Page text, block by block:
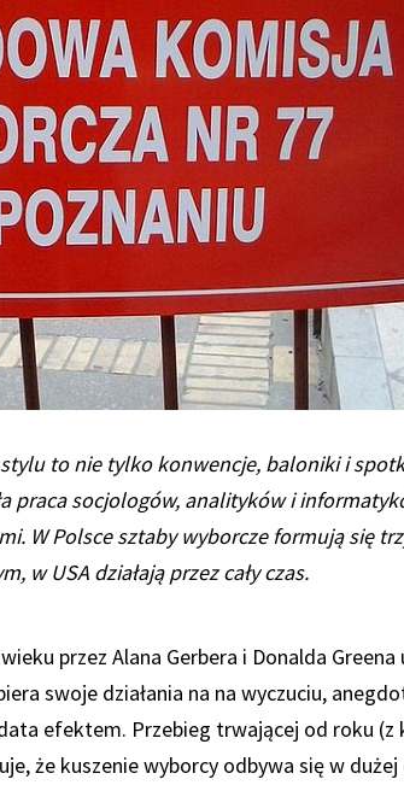
to nie tylko konwencje, baloniki i
praca socjologów, analityków i
W Polsce sztaby wyborcze formują się
w USA działają przez cały czas.
przez Alana Gerbera i Donalda Greena
swoje działania na na wyczuciu,
efektem. Przebieg trwającej od roku
że kuszenie wyborcy odbywa się w dużej